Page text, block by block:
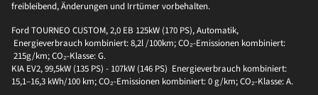
freibleibend, Änderungen und Irrtümer vorbehalten.
Ford TOURNEO CUSTOM, 2,0 EB 125kW (170 PS), Automatik,
Energieverbrauch kombiniert: 8,2l /100km; CO₂-Emissionen kombiniert:
215g/km; CO₂-Klasse: G.
KIA EV2, 99,5kW (135 PS) - 107kW (146 PS) Energieverbrauch kombiniert:
15,1–16,3 kWh/100 km; CO₂-Emissionen kombiniert: 0 g/km; CO₂-Klasse: A.